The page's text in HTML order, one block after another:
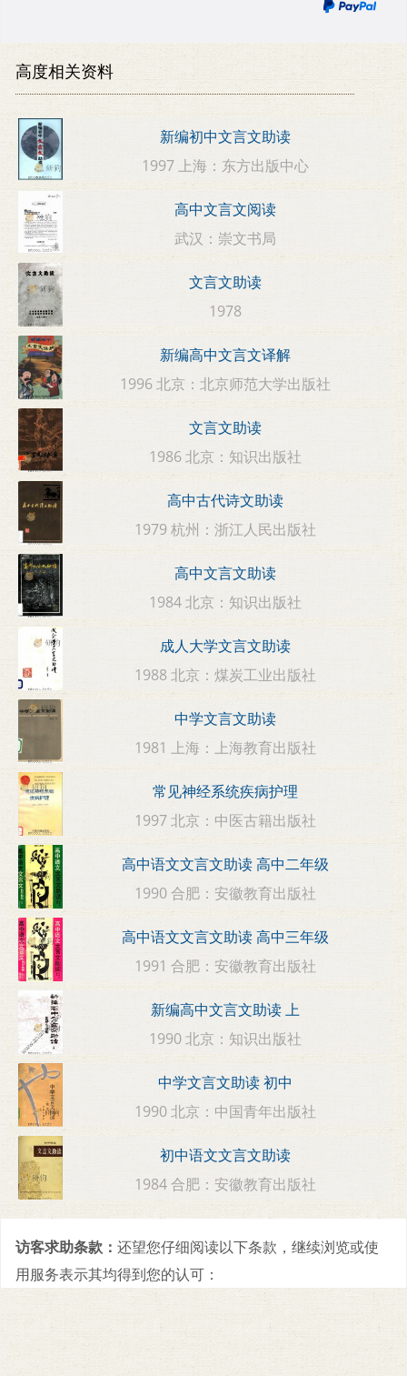
高度相关资料
新编初中文言文助读
1997 上海：东方出版中心
高中文言文阅读
武汉：崇文书局
文言文助读
1978
新编高中文言文译解
1996 北京：北京师范大学出版社
文言文助读
1986 北京：知识出版社
高中古代诗文助读
1979 杭州：浙江人民出版社
高中文言文助读
1984 北京：知识出版社
成人大学文言文助读
1988 北京：煤炭工业出版社
中学文言文助读
1981 上海：上海教育出版社
常见神经系统疾病护理
1997 北京：中医古籍出版社
高中语文文言文助读 高中二年级
1990 合肥：安徽教育出版社
高中语文文言文助读 高中三年级
1991 合肥：安徽教育出版社
新编高中文言文助读 上
1990 北京：知识出版社
中学文言文助读 初中
1990 北京：中国青年出版社
初中语文文言文助读
1984 合肥：安徽教育出版社
访客求助条款： 还望您仔细阅读以下条款，继续浏览或使
用服务表示其均得到您的认可：